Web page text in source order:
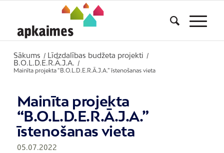
Sākums / Līdzdalības budžeta projekti /
B.O.L.D.E.R.Ā.J.A.
/
Mainīta projekta “B.O.L.D.E.R.Ā.J.A.” īstenošanas vieta
Mainīta projekta
“B.O.L.D.E.R.Ā.J.A.”
īstenošanas vieta
05.07.2022